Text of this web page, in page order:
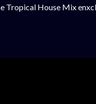
Tropical House Mix